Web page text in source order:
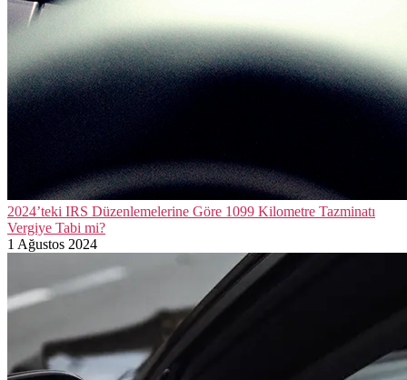
2024’teki IRS Düzenlemelerine Göre 1099 Kilometre Tazminatı
Vergiye Tabi mi?
1 Ağustos 2024